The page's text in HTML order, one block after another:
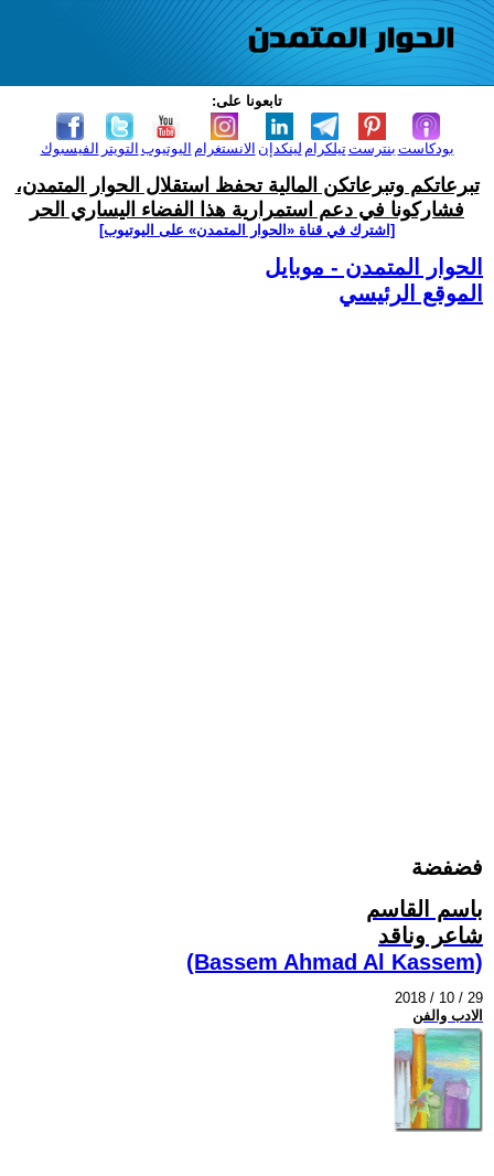
تابعونا على:
الفيسبوك التويتر اليوتيوب الانستغرام لينكدإن تيلكرامبنترست بودكاست
تبرعاتكم وتبرعاتكن المالية تحفظ استقلال الحوار المتمدن،
فشاركونا في دعم استمرارية هذا الفضاء اليساري الحر
[اشترك في قناة ‫«الحوار المتمدن» على اليوتيوب]
الحوار المتمدن - موبايل
الموقع الرئيسي
فضفضة
باسم القاسم
شاعر وناقد
(Bassem Ahmad Al Kassem)
2018 / 10 / 29
الادب والفن